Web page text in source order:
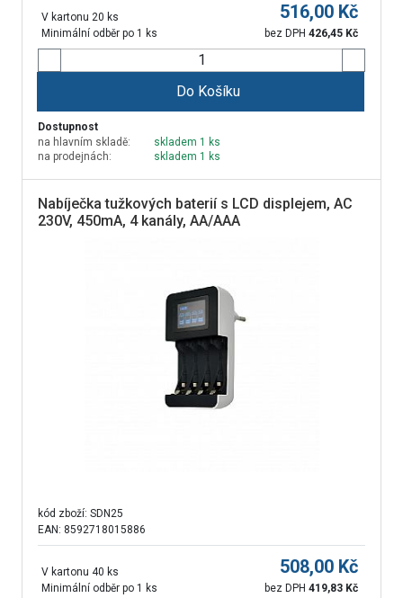
V kartonu 20 ks
Minimální odběr po 1 ks
516,00 Kč
bez DPH 426,45 Kč
Do Košíku
Dostupnost
na hlavním skladě:
skladem 1 ks
na prodejnách:
skladem 1 ks
Nabíječka tužkových baterií s LCD displejem, AC
230V, 450mA, 4 kanály, AA/AAA
kód zboží: SDN25
EAN: 8592718015886
V kartonu 40 ks
Minimální odběr po 1 ks
508,00 Kč
bez DPH 419,83 Kč